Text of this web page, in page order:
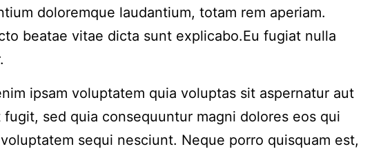
doloremque laudantium, totam rem aperiam.
beatae vitae dicta sunt explicabo.Eu fugiat nulla
ipsam voluptatem quia voluptas sit aspernatur aut
fugit, sed quia consequuntur magni dolores eos qui
sequi nesciunt. Neque porro quisquam est,